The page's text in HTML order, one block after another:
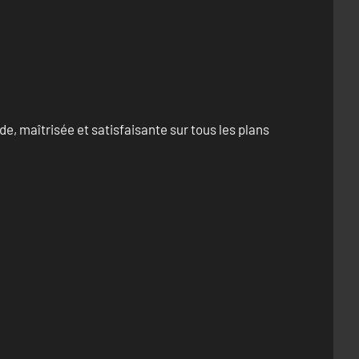
maîtrisée et satisfaisante sur tous les plans